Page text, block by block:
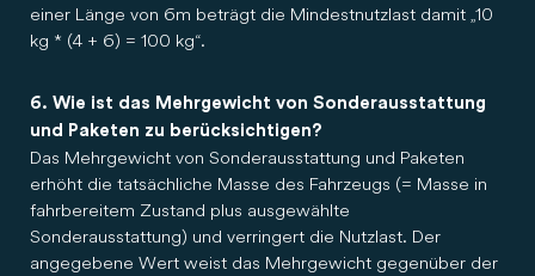
einer Länge von 6m beträgt die Mindestnutzlast damit „10
kg * (4 + 6) = 100 kg“.
6. Wie ist das Mehrgewicht von Sonderausstattung
und Paketen zu berücksichtigen?
Das Mehrgewicht von Sonderausstattung und Paketen
erhöht die tatsächliche Masse des Fahrzeugs (= Masse in
fahrbereitem Zustand plus ausgewählte
Sonderausstattung) und verringert die Nutzlast. Der
angegebene Wert weist das Mehrgewicht gegenüber der